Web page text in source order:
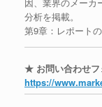
分析を掲載。
第9章：レポートの
★ お問い合わせ
https://